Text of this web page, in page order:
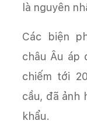
là nguyên
Các biện
châu Âu áp
chiếm tới
cầu, đã ảnh
khẩu.